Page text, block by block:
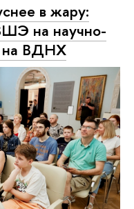
в жару:
на научно-
на ВДНХ